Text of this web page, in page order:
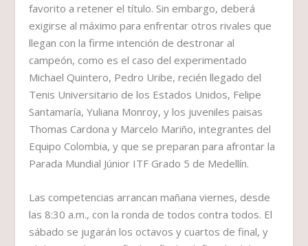
favorito a retener el título. Sin embargo, deberá
exigirse al máximo para enfrentar otros rivales que
llegan con la firme intención de destronar al
campeón, como es el caso del experimentado
Michael Quintero, Pedro Uribe, recién llegado del
Tenis Universitario de los Estados Unidos, Felipe
Santamaría, Yuliana Monroy, y los juveniles paisas
Thomas Cardona y Marcelo Mariño, integrantes del
Equipo Colombia, y que se preparan para afrontar la
Parada Mundial Júnior ITF Grado 5 de Medellín.
Las competencias arrancan mañana viernes, desde
las 8:30 a.m., con la ronda de todos contra todos. El
sábado se jugarán los octavos y cuartos de final, y